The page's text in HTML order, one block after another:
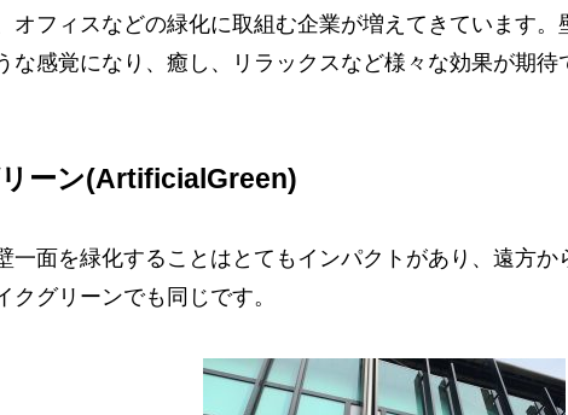
オフィスなどの緑化に取組む企業が増えてきています
な感覚になり、癒し、リラックスなど様々な効果が期待
ーン(ArtificialGreen)
一面を緑化することはとてもインパクトがあり、遠方
グリーンでも同じです。